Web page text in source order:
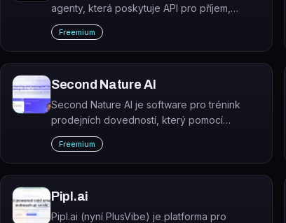
agenty, která poskytuje API pro příjem,
skenování a strukturované zpracování e-
mailů v agentních aplikacích.
Freemium
Second Nature AI
Second Nature AI je software pro trénink
prodejních dovedností, který pomocí
konverzační AI simuluje realistické prodejní
hovory formou roleplay.
Freemium
Pipl.ai
Pipl.ai (nyní PlusVibe) je platforma pro